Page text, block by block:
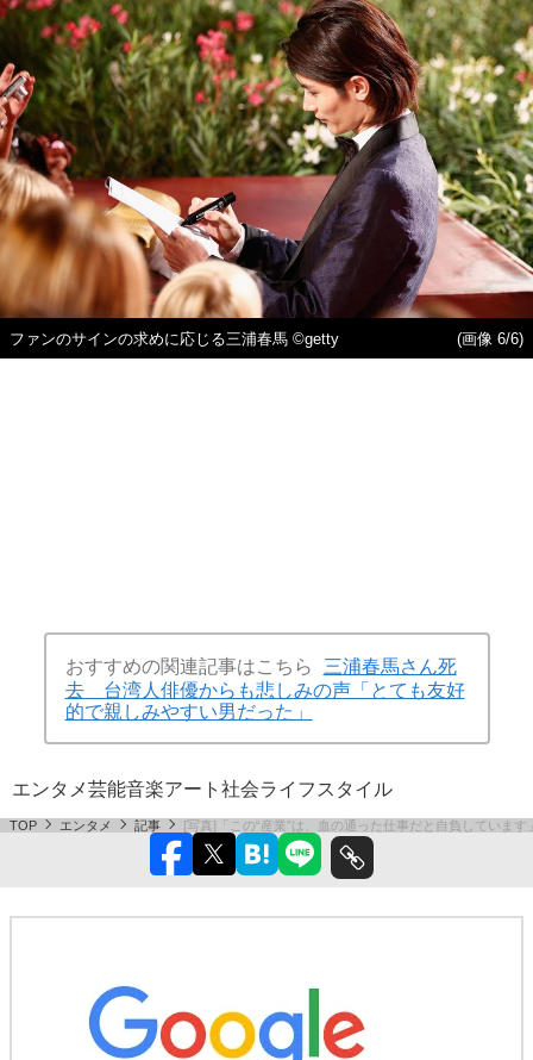
ファンのサインの求めに応じる三浦春馬 ©getty (画像 6/6)
おすすめの関連記事はこちら
三浦春馬さん死
去 台湾人俳優からも悲しみの声「とても友好
的で親しみやすい男だった」
エンタメ芸能音楽アート 社会ライフスタイル
TOP エンタメ 記事 [写真]「この“産業”は、血の通った仕事だと自負していま